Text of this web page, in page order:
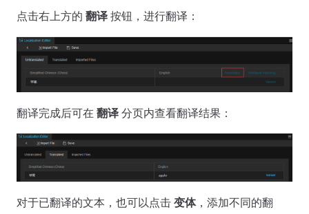
点击右上方的 翻译 按钮，进行翻译：
翻译完成后可在 翻译 分页内查看翻译结果：
对于已翻译的文本，也可以点击 变体，添加不同的翻